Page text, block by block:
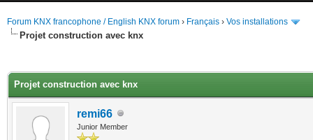
Forum KNX francophone / English KNX forum › Français › Vos installations
Projet construction avec knx
Projet construction avec knx
remi66
Junior Member